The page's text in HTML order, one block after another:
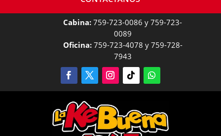
Cabina: 759-723-0086 y 759-723-
0089
Oficina:759-723-4078 y 759-728-
7943